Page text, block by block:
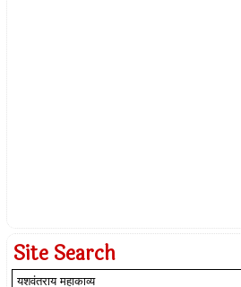
Site Search